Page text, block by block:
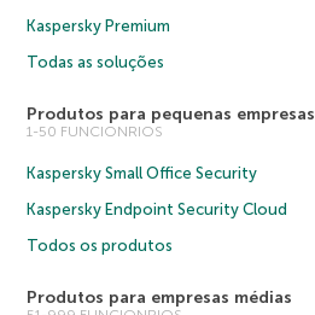
Kaspersky Premium
Todas as soluções
Produtos para pequenas empresas
1-50 FUNCIONRIOS
Kaspersky Small Office Security
Kaspersky Endpoint Security Cloud
Todos os produtos
Produtos para empresas médias